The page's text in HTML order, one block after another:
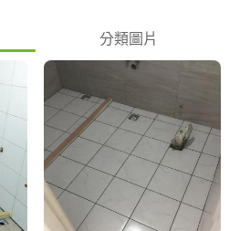
分類圖片